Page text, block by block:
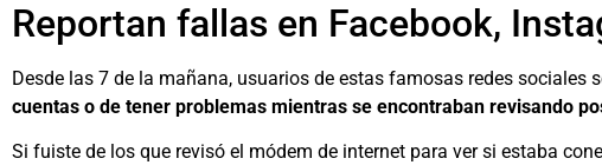
Reportan fallas en Facebook,
Desde las 7 de la mañana, usuarios de estas famosas redes sociales
cuentas o de tener problemas mientras se encontraban revisando
Si fuiste de los que revisó el módem de internet para ver si estaba